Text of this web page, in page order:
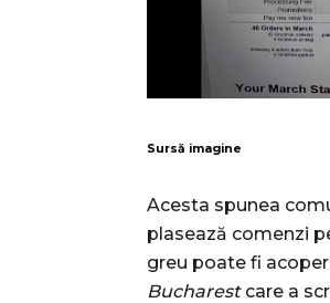
Sursă imagine
Acesta spunea
plasează comenzi
greu poate fi
Bucharestcare a